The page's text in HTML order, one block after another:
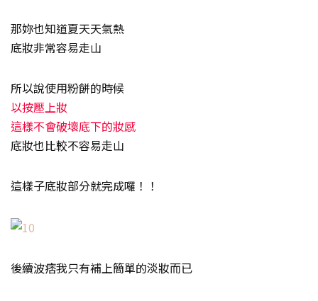
那妳也知道夏天天氣熱
底妝非常容易走山
所以說使用粉餅的時候
以按壓上妝
這樣不會破壞底下的妝感
底妝也比較不容易走山
這樣子底妝部分就完成囉！！
後續波痞我只有補上簡單的淡妝而已